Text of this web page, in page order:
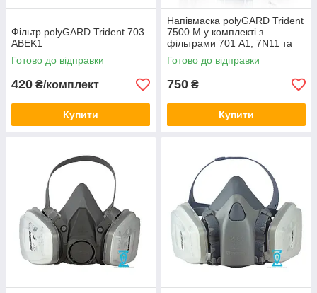
Фільтр polyGARD Trident 703
ABEK1
Готово до відправки
420 ₴/комплект
Купити
Напівмаска polyGARD Trident
7500 М у комплекті з
фільтрами 701 А1, 7N11 та
тримачами 510
Готово до відправки
750 ₴
Купити